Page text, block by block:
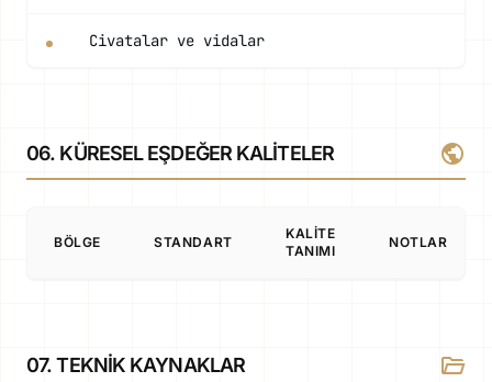
Civatalar ve vidalar
06. KÜRESEL EŞDEĞER KALITELER public
BÖLGE STANDART
KALITE
TANIMI
NOTLAR
07. TEKNIK KAYNAKLAR folder_open